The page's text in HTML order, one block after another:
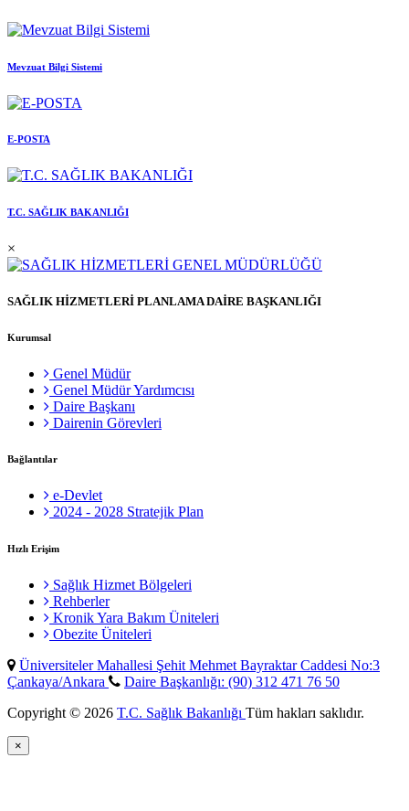
Mevzuat Bilgi Sistemi
E-POSTA
T.C. SAĞLIK BAKANLIĞI
×
SAĞLIK HİZMETLERİ PLANLAMA DAİRE BAŞKANLIĞI
Kurumsal
Genel Müdür
Genel Müdür Yardımcısı
Daire Başkanı
Dairenin Görevleri
Bağlantılar
e-Devlet
2024 - 2028 Stratejik Plan
Hızlı Erişim
Sağlık Hizmet Bölgeleri
Rehberler
Kronik Yara Bakım Üniteleri
Obezite Üniteleri
Üniversiteler Mahallesi Şehit Mehmet Bayraktar Caddesi No:3
Çankaya/Ankara
Daire Başkanlığı: (90) 312 471 76 50
Copyright © 2026 T.C. Sağlık Bakanlığı Tüm hakları saklıdır.
×